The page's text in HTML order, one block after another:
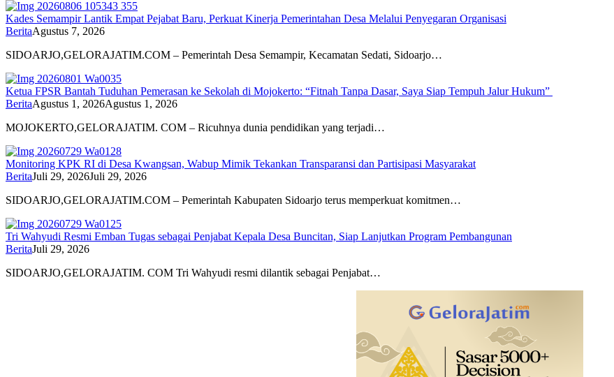
Kades Semampir Lantik Empat Pejabat Baru, Perkuat Kinerja Pemerintahan Desa Melalui Penyegaran Organisasi
BeritaAgustus 7, 2026
SIDOARJO,GELORAJATIM.COM – Pemerintah Desa Semampir, Kecamatan Sedati, Sidoarjo…
Ketua FPSR Bantah Tuduhan Pemerasan ke Sekolah di Mojokerto: “Fitnah Tanpa Dasar, Saya Siap Tempuh Jalur Hukum”
BeritaAgustus 1, 2026Agustus 1, 2026
MOJOKERTO,GELORAJATIM. COM – Ricuhnya dunia pendidikan yang terjadi…
Monitoring KPK RI di Desa Kwangsan, Wabup Mimik Tekankan Transparansi dan Partisipasi Masyarakat
BeritaJuli 29, 2026Juli 29, 2026
SIDOARJO,GELORAJATIM.COM – Pemerintah Kabupaten Sidoarjo terus memperkuat komitmen…
Tri Wahyudi Resmi Emban Tugas sebagai Penjabat Kepala Desa Buncitan, Siap Lanjutkan Program Pembangunan
BeritaJuli 29, 2026
SIDOARJO,GELORAJATIM. COM Tri Wahyudi resmi dilantik sebagai Penjabat…